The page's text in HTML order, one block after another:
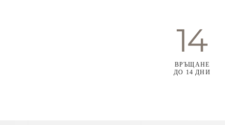
ВРЪЩАНЕ
ДО 14 ДНИ